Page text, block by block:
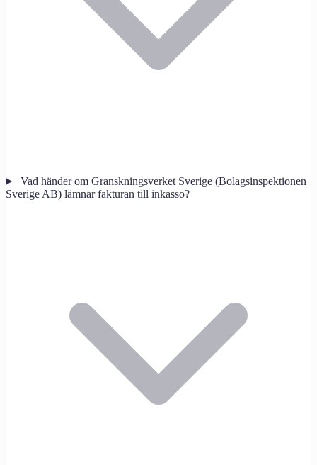
Vad händer om Granskningsverket Sverige (Bolagsinspektionen
Sverige AB) lämnar fakturan till inkasso?